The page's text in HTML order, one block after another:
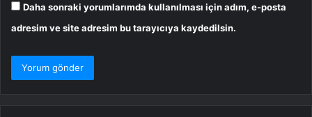
Daha sonraki yorumlarımda kullanılması için adım, e-posta
adresim ve site adresim bu tarayıcıya kaydedilsin.